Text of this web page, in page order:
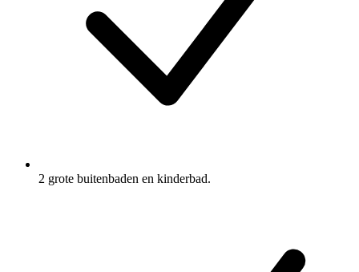
2 grote buitenbaden en kinderbad.